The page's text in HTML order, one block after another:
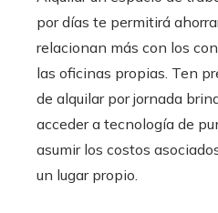
por días te permitirá
relacionan más con los
las oficinas propias. Ten
de alquilar por jornada
acceder a tecnología de
asumir los costos
un lugar propio.